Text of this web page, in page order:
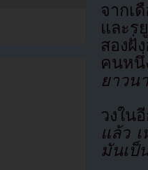
จากเ
และร
สองฝั่
คนหนึ่
ยาวน
วงใ
แล้ว
มันเป็